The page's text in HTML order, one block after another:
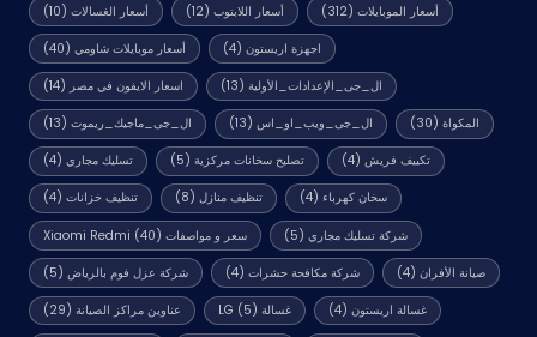
أسعار الغسالات(10) أسعار اللابتوب (12) أسعار الموبايلات (312)
أسعار موبايلات شاومي(40) اجهزة اريستون (4)
اسعار الايفون في مصر (14) ال_جى_الإعدادات_الأولية (13)
ال_جى_ماجيك_ريموت(13) ال_جى_ويب_او_اس (13) المكواة (30)
تسليك مجاري(4) تصليح سخانات مركزية (5) تكييف فريش (4)
تنظيف خزانات(4) تنظيف منازل (8) سخان كهرباء (4)
سعر و مواصفات Xiaomi Redmi (40) شركة تسليك مجاري (5)
شركة عزل فوم بالرياض(5) شركة مكافحة حشرات (4) صيانة الأفران (4)
عناوين مراكز الصيانة(29) غسالة LG (5) غسالة اريستون (4)